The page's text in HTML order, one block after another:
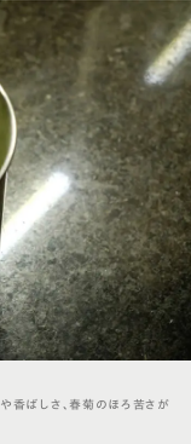
香ばしさ、春菊のほろ苦さが